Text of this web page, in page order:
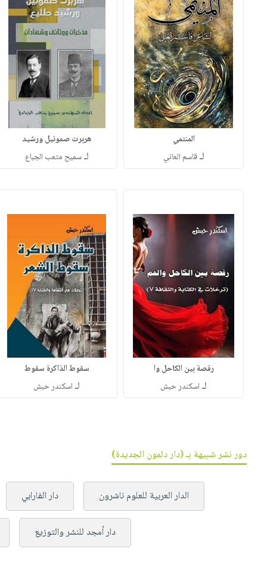
المنتمي
لـقاسم العاني
هربرت صموئيل ورشيد
لـسميح متعب الجباع
رقصة بين الكاحل وا
لـ اسكندر حبش
سقوط الذاكرة سقوط
لـ اسكندر حبش
دور نشر شبيهة بـ (دار دلمون الجديدة)
الدار العربية للعلوم ناشرون دار الفارابي
دار أمجد للنشر والتوزيع